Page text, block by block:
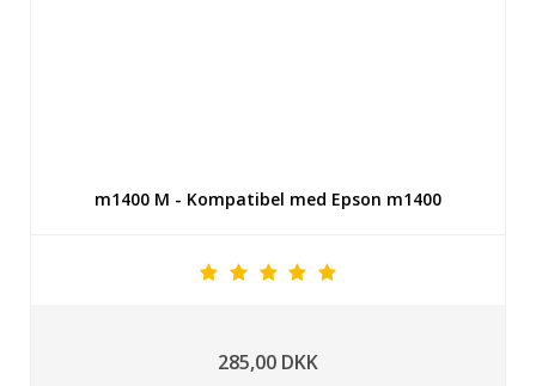
m1400 M - Kompatibel med Epson m1400
285,00 DKK